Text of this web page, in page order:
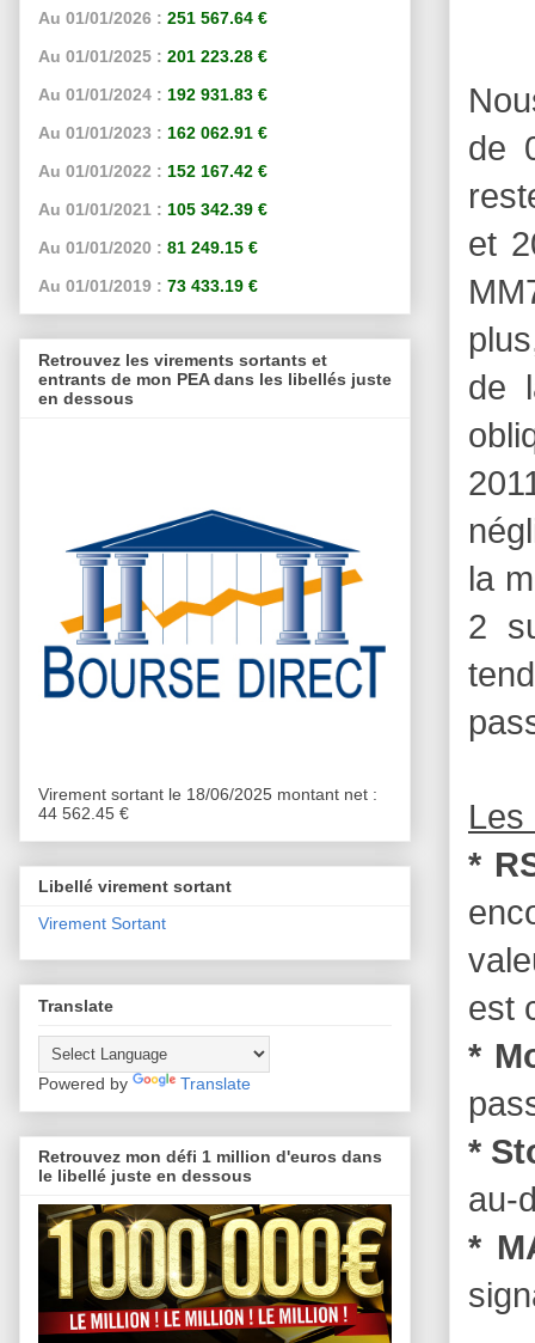
de
et
de
la
2
Les
*
est
*
*
au-
*
Au 01/01/2026 : 251 567.64 €
Au 01/01/2025 : 201 223.28 €
Au 01/01/2024 : 192 931.83 €
Au 01/01/2023 : 162 062.91 €
Au 01/01/2022 : 152 167.42 €
Au 01/01/2021 : 105 342.39 €
Au 01/01/2020 : 81 249.15 €
Au 01/01/2019 : 73 433.19 €
Retrouvez les virements sortants et
entrants de mon PEA dans les libellés juste
en dessous
Virement sortant le 18/06/2025 montant net :
44 562.45 €
Libellé virement sortant
Virement Sortant
Translate
Powered by Translate
Retrouvez mon défi 1 million d'euros dans
le libellé juste en dessous